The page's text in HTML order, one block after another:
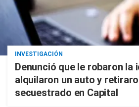
INVESTIGACIÓN
Denunció que le robaron la
alquilaron un auto y
secuestrado en Capital